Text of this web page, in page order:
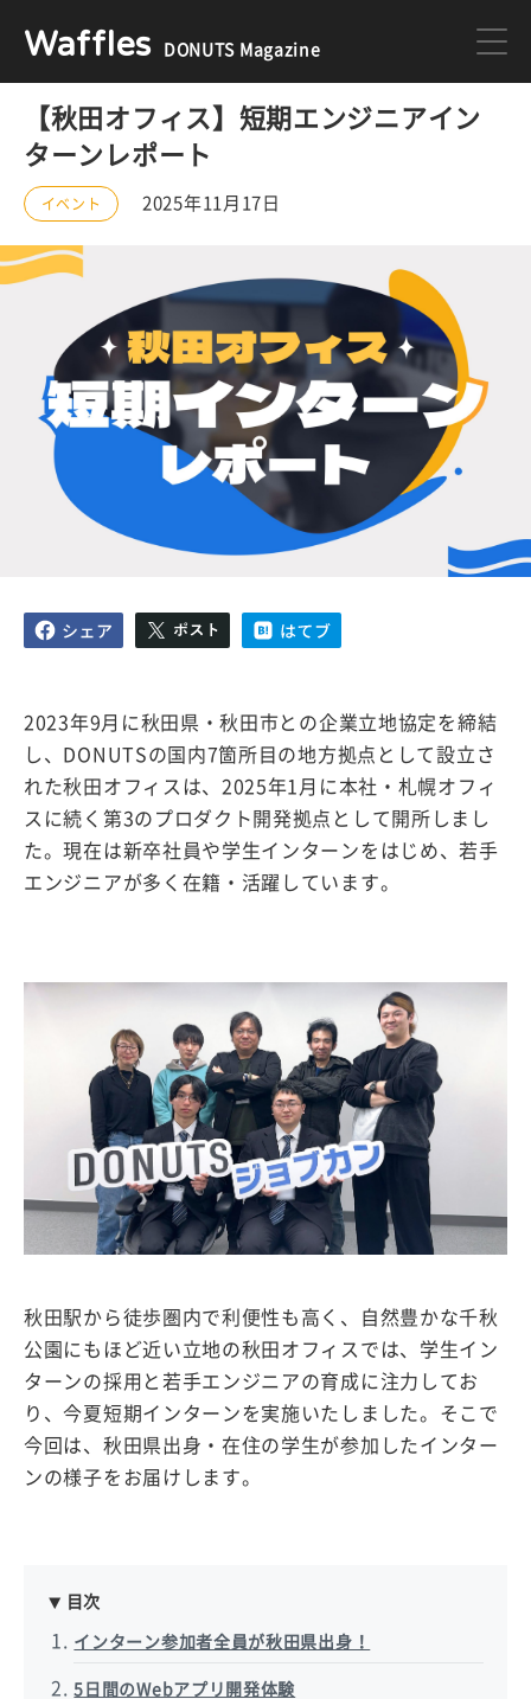
Waffles DONUTS Magazine
DONUTS ジョブカン
ミクチャ
イベント
DONUTSの採用情報はこちら
【秋田オフィス】短期エンジニアイン
ターンレポート
イベント 2025年11月17日
2023年9月に秋田県・秋田市との企業立地協定を締結
し、DONUTSの国内7箇所目の地方拠点として設立さ
れた秋田オフィスは、2025年1月に本社・札幌オフィ
スに続く第3のプロダクト開発拠点として開所しまし
た。現在は新卒社員や学生インターンをはじめ、若手
エンジニアが多く在籍・活躍しています。
秋田駅から徒歩圏内で利便性も高く、自然豊かな千秋
公園にもほど近い立地の秋田オフィスでは、学生イン
ターンの採用と若手エンジニアの育成に注力してお
り、今夏短期インターンを実施いたしました。そこで
今回は、秋田県出身・在住の学生が参加したインター
ンの様子をお届けします。
目次
インターン参加者全員が秋田県出身！
5日間のWebアプリ開発体験